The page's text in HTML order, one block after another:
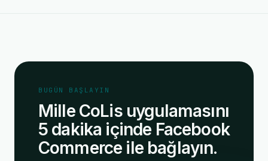
BUGÜN BAŞLAYIN
Mille CoLis uygulamasını
5 dakika içinde Facebook
Commerce ile bağlayın.